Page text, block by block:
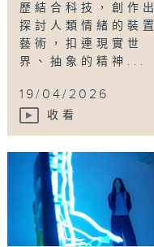
歷結合科技，創作出
探討人類情緒的裝置
藝術，扣連現實世
界、抽象的精神...
19/04/2026
收看